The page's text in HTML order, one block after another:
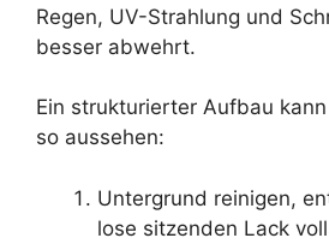
Regen, UV-Strahlung und
besser abwehrt.
Ein strukturierter Aufbau
so aussehen:
Untergrund reinigen,
lose sitzenden Lack